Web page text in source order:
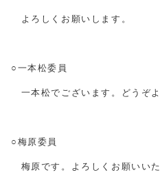
よろしくお願いします。
○一本松委員
一本松でございます。どうぞ
○梅原委員
梅原です。よろしくお願いいた